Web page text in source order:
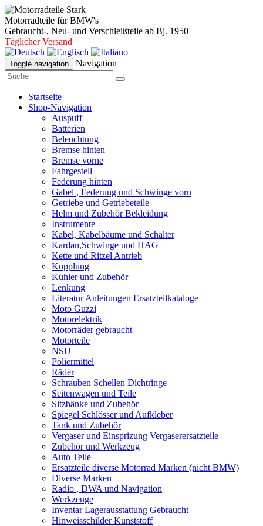
Motorradteile für BMW's
Gebraucht-, Neu- und Verschleißteile ab Bj. 1950
Täglicher Versand
Toggle navigation Navigation
Startseite
Shop-Navigation
Auspuff
Batterien
Beleuchtung
Bremse hinten
Bremse vorne
Fahrgestell
Federung hinten
Gabel , Federung und Schwinge vorn
Getriebe und Getriebeteile
Helm und Zubehör Bekleidung
Instrumente
Kabel, Kabelbäume und Schalter
Kardan,Schwinge und HAG
Kette und Ritzel Antrieb
Kupplung
Kühler und Zubehör
Lenkung
Literatur Anleitungen Ersatzteilkataloge
Moto Guzzi
Motorelektrik
Motorräder gebraucht
Motorteile
NSU
Poliermittel
Räder
Schrauben Schellen Dichtringe
Seitenwagen und Teile
Sitzbänke und Zubehör
Spiegel Schlösser und Aufkleber
Tank und Zubehör
Vergaser und Einsprizung Vergaserersatzteile
Zubehör und Werkzeug
Auto Teile
Ersatzteile diverse Motorrad Marken (nicht BMW)
Diverse Marken
Radio , DWA und Navigation
Werkzeuge
Inventar Lagerausstattung Gebraucht
Hinweisschilder Kunststoff